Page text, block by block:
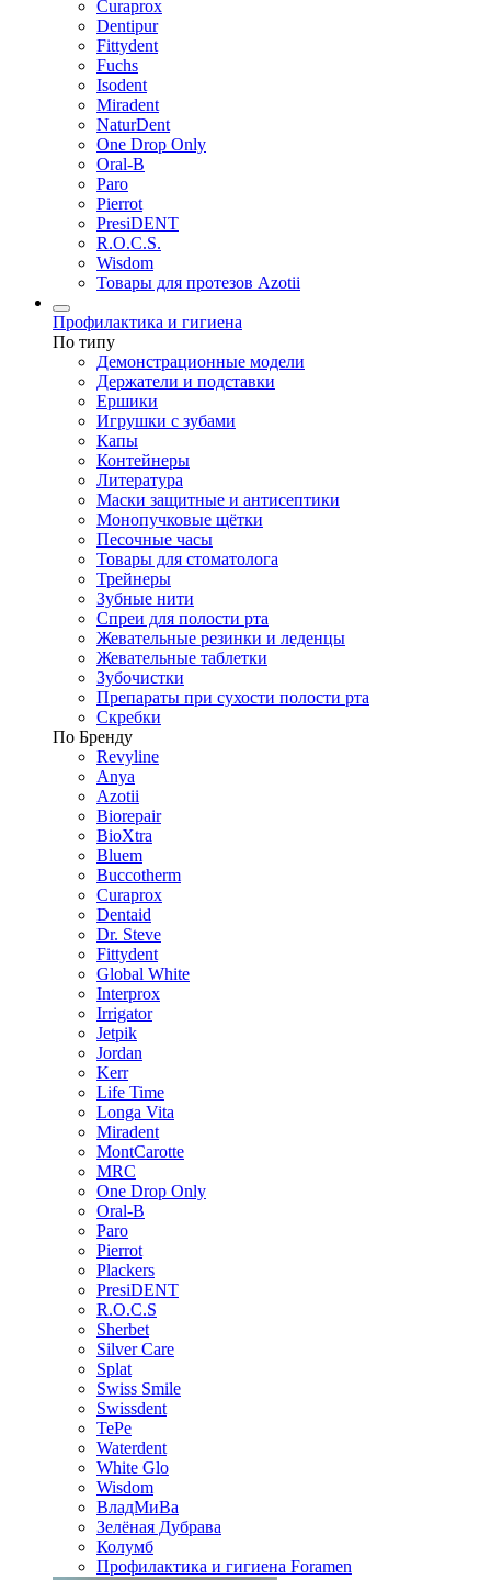
Curaprox
Dentipur
Fittydent
Fuchs
Isodent
Miradent
NaturDent
One Drop Only
Oral-B
Paro
Pierrot
PresiDENT
R.O.C.S.
Wisdom
Товары для протезов Azotii
Профилактика и гигиена
По типу
Демонстрационные модели
Держатели и подставки
Ершики
Игрушки с зубами
Капы
Контейнеры
Литература
Маски защитные и антисептики
Монопучковые щётки
Песочные часы
Товары для стоматолога
Трейнеры
Зубные нити
Спреи для полости рта
Жевательные резинки и леденцы
Жевательные таблетки
Зубочистки
Препараты при сухости полости рта
Скребки
По Бренду
Revyline
Anya
Azotii
Biorepair
BioXtra
Bluem
Buccotherm
Curaprox
Dentaid
Dr. Steve
Fittydent
Global White
Interprox
Irrigator
Jetpik
Jordan
Kerr
Life Time
Longa Vita
Miradent
MontCarotte
MRC
One Drop Only
Oral-B
Paro
Pierrot
Plackers
PresiDENT
R.O.C.S
Sherbet
Silver Care
Splat
Swiss Smile
Swissdent
TePe
Waterdent
White Glo
Wisdom
ВладМиВа
Зелёная Дубрава
Колумб
Профилактика и гигиена Foramen